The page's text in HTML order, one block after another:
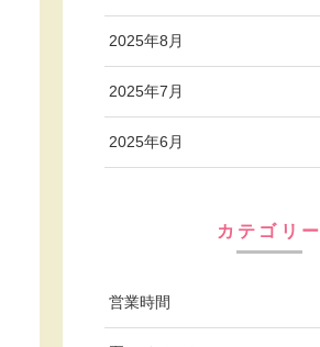
2025年8月
2025年7月
2025年6月
カテゴリー
営業時間